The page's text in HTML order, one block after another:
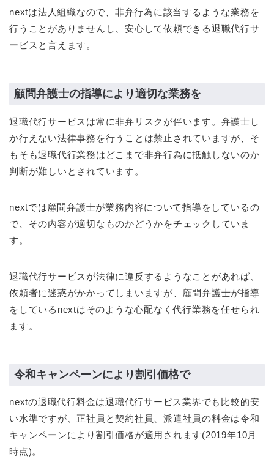
nextは法人組織なので、非弁行為に該当するような業務を
行うことがありませんし、安心して依頼できる退職代行サ
ービスと言えます。
顧問弁護士の指導により適切な業務を
退職代行サービスは常に非弁リスクが伴います。弁護士し
か行えない法律事務を行うことは禁止されていますが、そ
もそも退職代行業務はどこまで非弁行為に抵触しないのか
判断が難しいとされています。
nextでは顧問弁護士が業務内容について指導をしているの
で、その内容が適切なものかどうかをチェックしていま
す。
退職代行サービスが法律に違反するようなことがあれば、
依頼者に迷惑がかかってしまいますが、顧問弁護士が指導
をしているnextはそのような心配なく代行業務を任せられ
ます。
令和キャンペーンにより割引価格で
nextの退職代行料金は退職代行サービス業界でも比較的安
い水準ですが、正社員と契約社員、派遣社員の料金は令和
キャンペーンにより割引価格が適用されます(2019年10月
時点)。